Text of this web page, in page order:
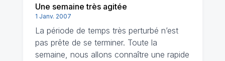
Une semaine très agitée
1 Janv. 2007
La période de temps très perturbé n’est
pas prête de se terminer. Toute la
semaine, nous allons connaître une rapide